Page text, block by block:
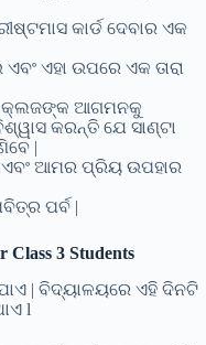
କାର୍ଡ ଦେବାର ଏକ
ଏହା ଉପରେ ଏକ ତାରା
କ୍ଲଜଙ୍କ ଆଗମନକୁ
କରନ୍ତି ଯେ ସାଣ୍ଟା
|
ଆମର ପ୍ରିୟ ଉପହାର
ପର୍ବ |
Class 3 Students
| ବିଦ୍ୟାଳୟରେ ଏହି ଦିନଟି
l